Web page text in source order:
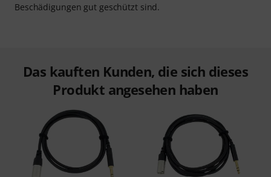
Beschädigungen gut geschützt sind.
Das kauften Kunden, die sich dieses
Produkt angesehen haben